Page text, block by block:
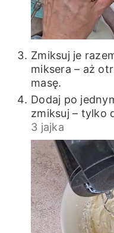
Zmiksuj je
miksera – aż
masę.
Dodaj po
zmiksuj – tylko
3 jajka